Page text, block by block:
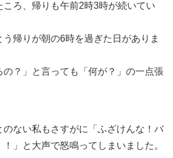
ろ、帰りも午前2時3時が続いてい
帰りが朝の6時を過ぎた日がありま
の？」と言っても「何が？」の一点張
のない私もさすがに「ふざけんな！バ
」と大声で怒鳴ってしまいました。